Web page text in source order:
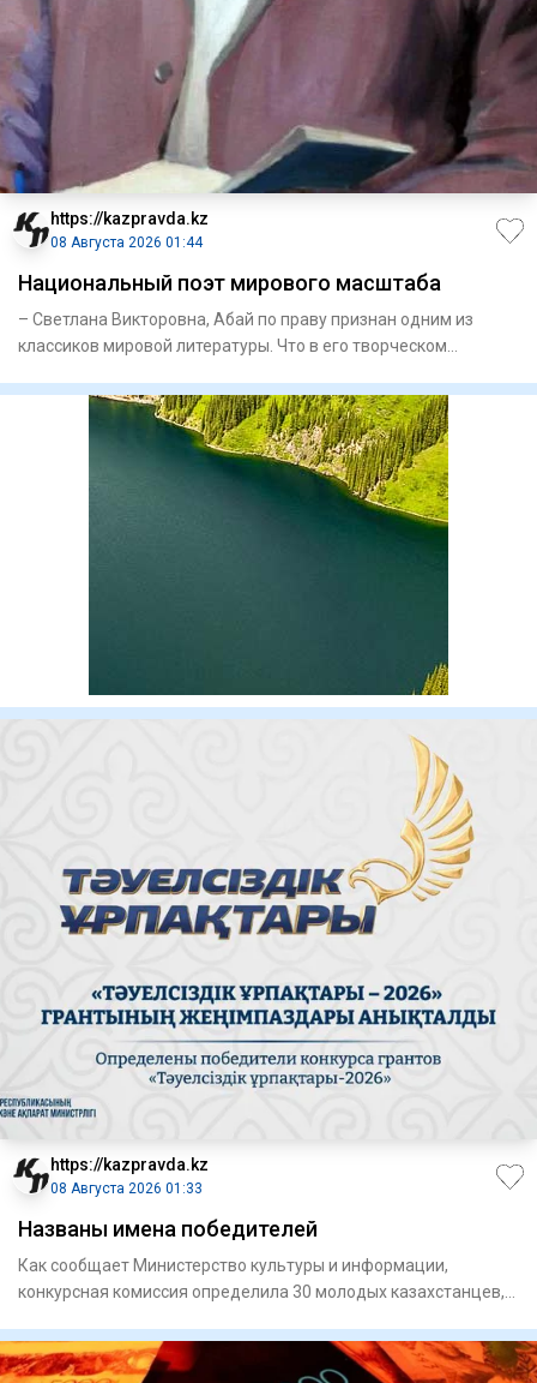
https://kazpravda.kz
08 Августа 2026 01:44
Национальный поэт мирового масштаба
– Светлана Викторовна, Абай по праву признан одним из
классиков мировой литературы. Что в его творческом
https://kazpravda.kz
08 Августа 2026 01:33
Названы имена победителей
Как сообщает Министерство культуры и информации,
конкурсная комиссия определила 30 молодых казахстанцев,